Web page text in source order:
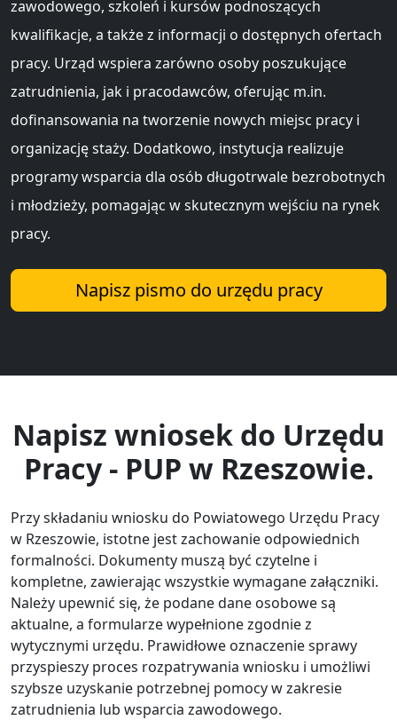
zawodowego, szkoleń i kursów podnoszących
kwalifikacje, a także z informacji o dostępnych ofertach
pracy. Urząd wspiera zarówno osoby poszukujące
zatrudnienia, jak i pracodawców, oferując m.in.
dofinansowania na tworzenie nowych miejsc pracy i
organizację staży. Dodatkowo, instytucja realizuje
programy wsparcia dla osób długotrwale bezrobotnych
i młodzieży, pomagając w skutecznym wejściu na rynek
pracy.
Napisz pismo do urzędu pracy
Napisz wniosek do Urzędu
Pracy - PUP w Rzeszowie.
Przy składaniu wniosku do Powiatowego Urzędu Pracy
w Rzeszowie, istotne jest zachowanie odpowiednich
formalności. Dokumenty muszą być czytelne i
kompletne, zawierając wszystkie wymagane załączniki.
Należy upewnić się, że podane dane osobowe są
aktualne, a formularze wypełnione zgodnie z
wytycznymi urzędu. Prawidłowe oznaczenie sprawy
przyspieszy proces rozpatrywania wniosku i umożliwi
szybsze uzyskanie potrzebnej pomocy w zakresie
zatrudnienia lub wsparcia zawodowego.